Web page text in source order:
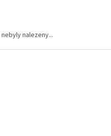
nebyly nalezeny...